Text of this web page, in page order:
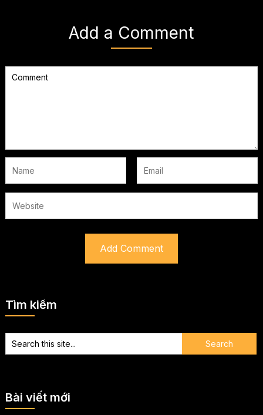
Add a Comment
Tìm kiếm
Bài viết mới